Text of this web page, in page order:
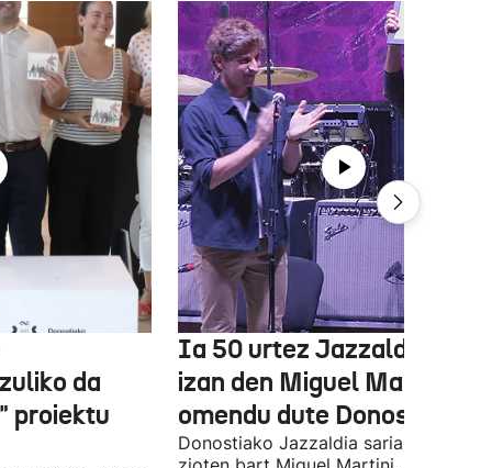
da
proiektu
Ia 50 urtez Jazzaldiko
izan den Miguel Martin
omendu dute Donostian
Donostiako Jazzaldia saria eman